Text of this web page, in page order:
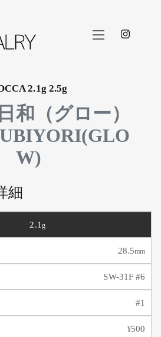
2.1g 2.5g
和（グロー）
W)
細
2.1 g
28.5mm
SW-31F #6
#1
¥500